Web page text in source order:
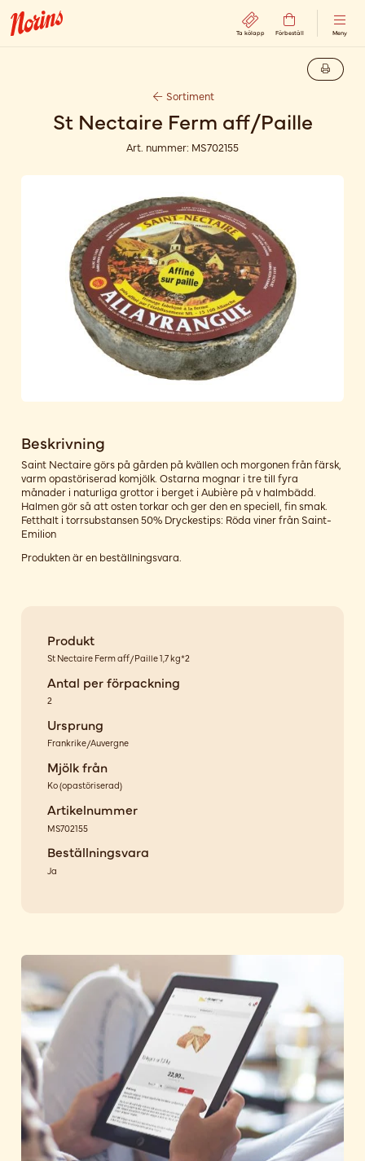
Ta kölapp Förbeställ Meny
Sortiment
St Nectaire Ferm aff/Paille
Art. nummer: MS702155
Beskrivning
Saint Nectaire görs på gården på kvällen och morgonen från färsk,
varm opastöriserad komjölk. Ostarna mognar i tre till fyra
månader i naturliga grottor i berget i Aubière på v halmbädd.
Halmen gör så att osten torkar och ger den en speciell, fin smak.
Fetthalt i torrsubstansen 50% Dryckestips: Röda viner från Saint-
Emilion
Produkten är en beställningsvara.
Produkt
St Nectaire Ferm aff/Paille 1,7 kg*2
Antal per förpackning
2
Ursprung
Frankrike/Auvergne
Mjölk från
Ko(opastöriserad)
Artikelnummer
MS702155
Beställningsvara
Ja